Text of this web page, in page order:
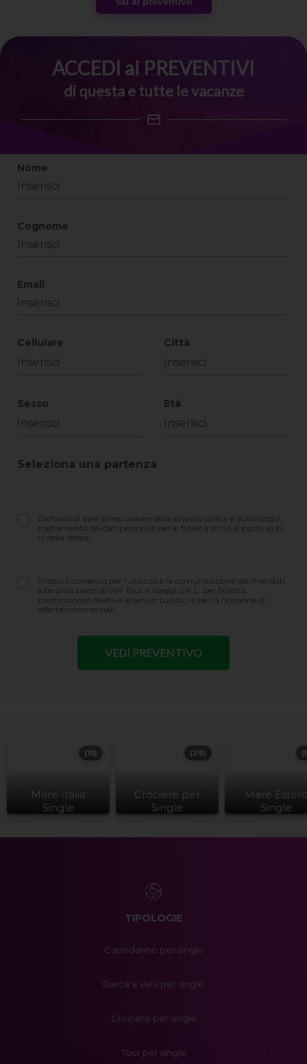
in hotel e arricchire il weekend con
Un’esperienza che combina musica, natura e spirito di
ACCEDI ai PREVENTIVI
di questa e tutte le vacanze
Nome
Cognome
Email
Cellulare Città
Sesso Età
Seleziona una partenza
Dichiaro di aver preso visione della privacy policy e autorizzo il
trattamento dei dati personali per le finalità di cui ai punti a) b)
c) della stessa.
Presto il consenso per l’utilizzo e la comunicazione dei miei dati
a terzi da parte di WP Tour e Viaggi S.R.L. per finalità
promozionali relative ai servizi turistici e per la ricezione di
offerte commerciali.
Mare Italia
Single
(15)
Crociere per
Single
(29)
Mare
Single
TIPOLOGIE
Capodanno per single
Barca a Vela per single
Crociere per single
Tour per single